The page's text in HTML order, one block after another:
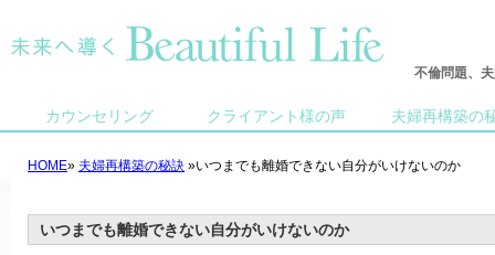
不倫問題、
カウンセリング クライアント様の声 夫婦再構築の
HOME» 夫婦再構築の秘訣 »いつまでも離婚できない自分がいけないのか
いつまでも離婚できない自分がいけないのか